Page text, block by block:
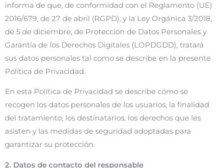
informa de que, de conformidad con el Reglamento (UE)
2016/679, de 27 de abril (RGPD), y la Ley Orgánica 3/2018,
de 5 de diciembre, de Protección de Datos Personales y
Garantía de los Derechos Digitales (LOPDGDD), tratará
sus datos personales tal como se describe en la presente
Política de Privacidad.
En esta Política de Privacidad se describe cómo se
recogen los datos personales de los usuarios, la finalidad
del tratamiento, los destinatarios, los derechos que les
asisten y las medidas de seguridad adoptadas para
garantizar su protección.
2. Datos de contacto del responsable